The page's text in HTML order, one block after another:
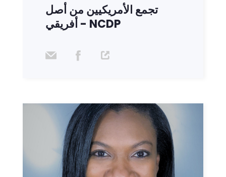
تجمع الأمريكيين من أصل
أفريقي - NCDP